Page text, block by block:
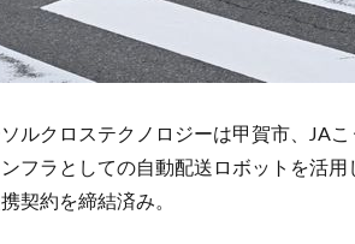
ルクロステクノロジーは甲賀市、JA
フラとしての自動配送ロボットを活
契約を締結済み。